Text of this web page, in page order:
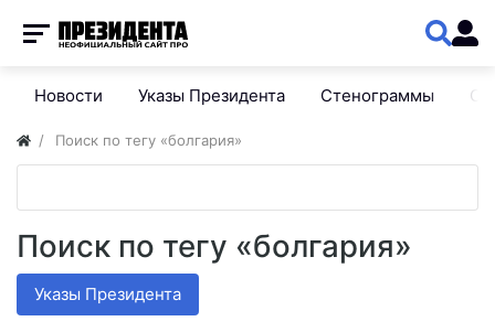
Новости Указы Президента Стенограммы
Поиск по тегу «болгария»
Поиск по тегу «болгария»
Указы Президента